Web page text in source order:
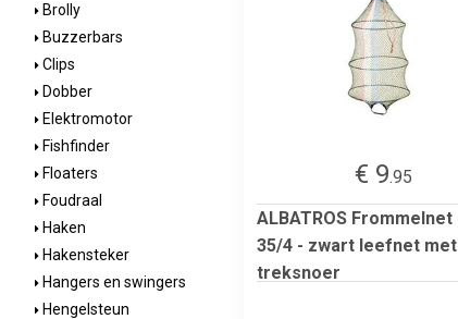
Brolly
Buzzerbars
Clips
Dobber
Elektromotor
Fishfinder
Floaters
Foudraal
Haken
Hakensteker
Hangers en swingers
Hengelsteun
€ 9.95
ALBATROS Frommelnet
35/4 - zwart leefnet met
treksnoer